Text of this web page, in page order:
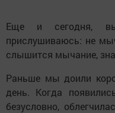
Еще и сегодня,
прислушиваюсь: не
слышится мычание,
Раньше мы доили
день. Когда
безусловно,